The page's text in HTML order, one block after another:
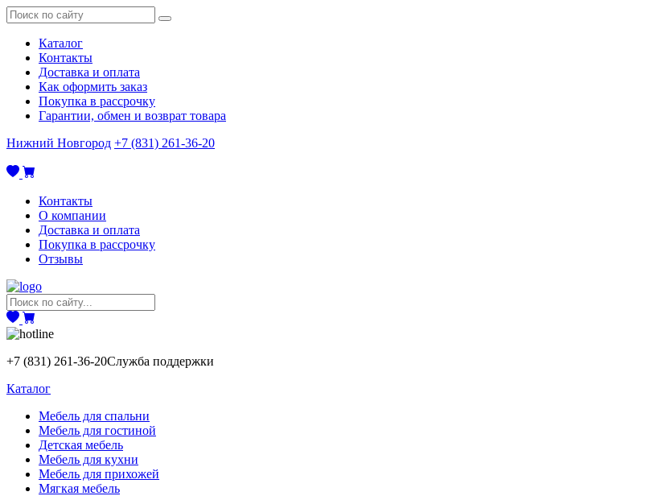
Каталог
Контакты
Доставка и оплата
Как оформить заказ
Покупка в рассрочку
Гарантии, обмен и возврат товара
Нижний Новгород +7 (831) 261-36-20
Контакты
О компании
Доставка и оплата
Покупка в рассрочку
Отзывы
+7 (831) 261-36-20Служба поддержки
Каталог
Мебель для спальни
Мебель для гостиной
Детская мебель
Мебель для кухни
Мебель для прихожей
Мягкая мебель